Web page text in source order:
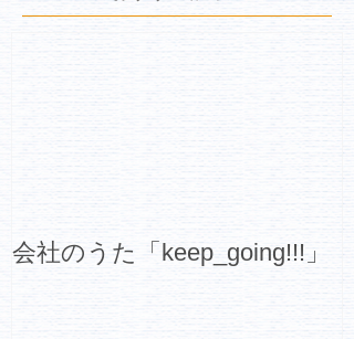
会社のうた「keep_going!!!」